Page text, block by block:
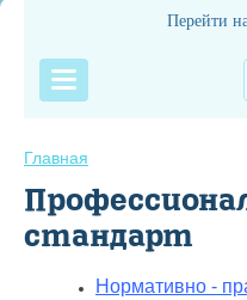
Перейти
Главная
стандарт
Нормативно -